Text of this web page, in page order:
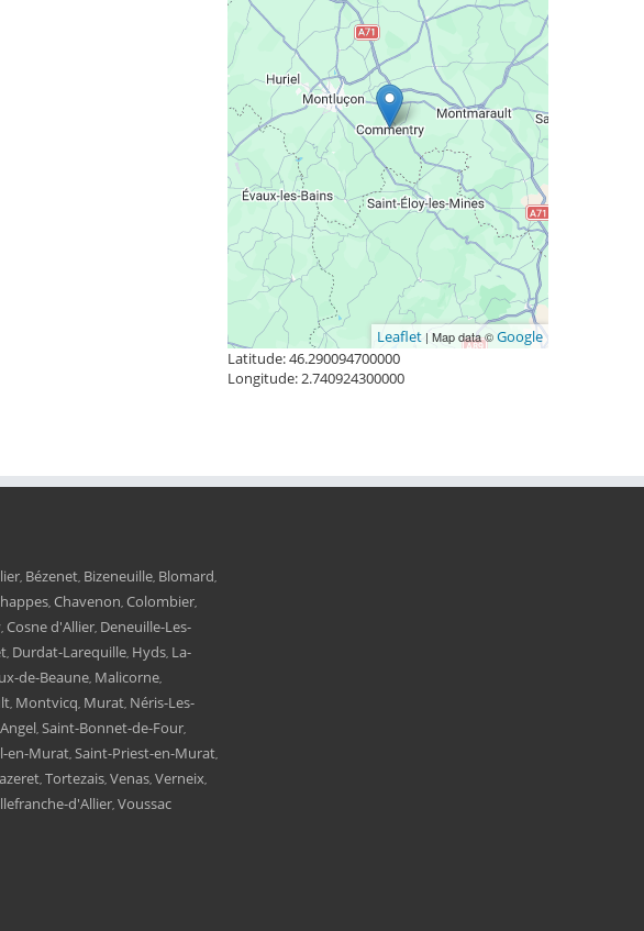
Leaflet | Map data ©Google
Latitude: 46.290094700000
Longitude: 2.740924300000
, Bézenet, Bizeneuille, Blomard,
, Chavenon, Colombier,
, Cosne d'Allier, Deneuille-Les-
, Durdat-Larequille, Hyds, La-
de-Beaune, Malicorne,
, Montvicq, Murat, Néris-Les-
, Saint-Bonnet-de-Four,
en-Murat, Saint-Priest-en-Murat,
, Tortezais, Venas, Verneix,
d'Allier, Voussac